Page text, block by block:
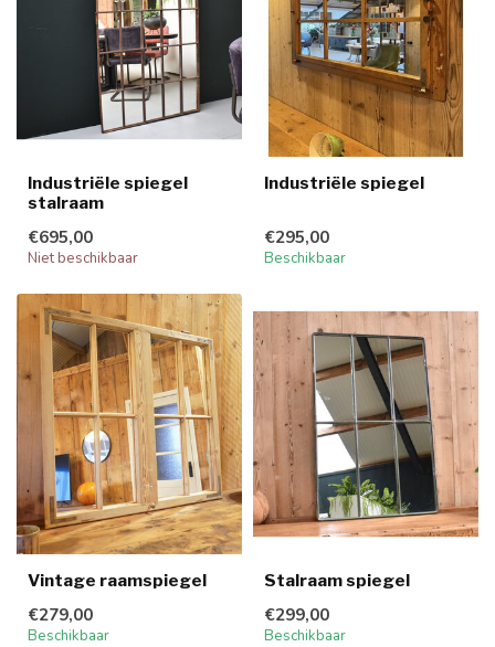
Industriële spiegel
stalraam
€695,00
Niet beschikbaar
Industriële spiegel
€295,00
Beschikbaar
Vintage raamspiegel
€279,00
Beschikbaar
Stalraam spiegel
€299,00
Beschikbaar